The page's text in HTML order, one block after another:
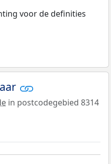
voor de definities
in postcodegebied 8314